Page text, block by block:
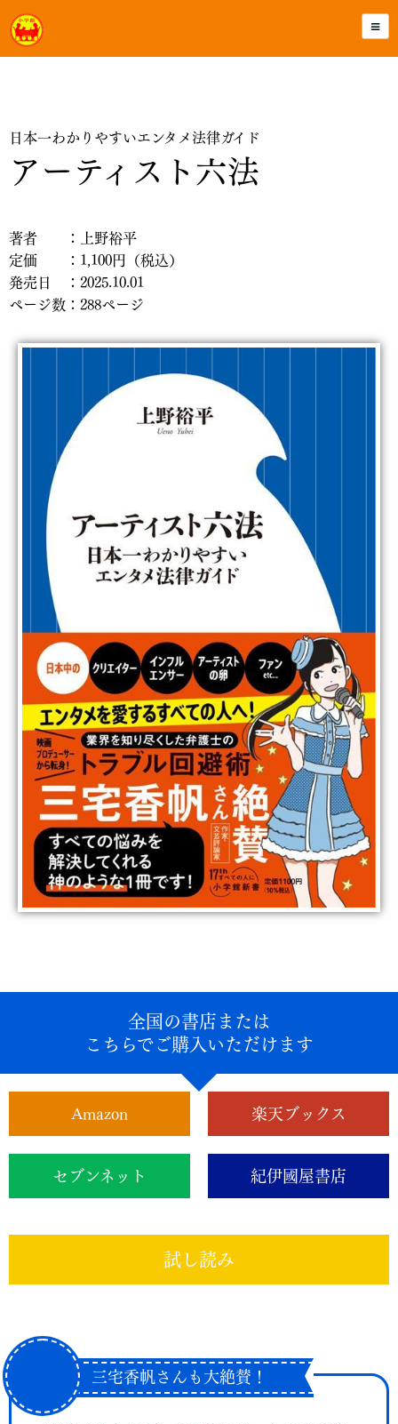
日本一わかりやすいエンタメ法律ガイド
アーティスト六法
著者 ：上野裕平
定価 ：1,100円（税込）
発売日 ：2025.10.01
ページ数：288ページ
全国の書店または
こちらでご購入いただけます
Amazon 楽天ブックス
セブンネット 紀伊國屋書店
試し読み
三宅香帆さんも大絶賛！